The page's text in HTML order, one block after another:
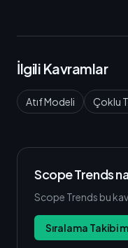
İlgili Kavramlar
Atıf Modeli Çoklu
Scope Trends
Scope Trends bu
Sıralama Takibi